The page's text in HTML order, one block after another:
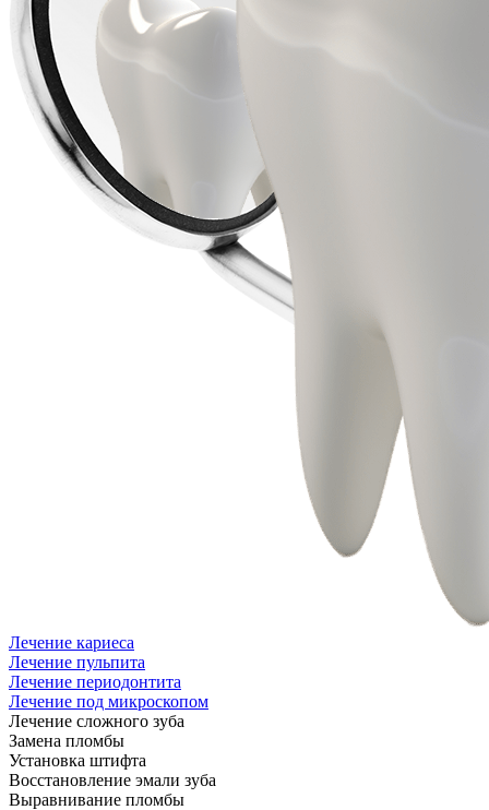
Лечение кариеса
Лечение пульпита
Лечение периодонтита
Лечение под микроскопом
Лечение сложного зуба
Замена пломбы
Установка штифта
Восстановление эмали зуба
Выравнивание пломбы